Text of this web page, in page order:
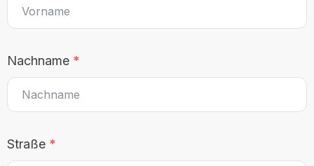
Nachname *
Straße *